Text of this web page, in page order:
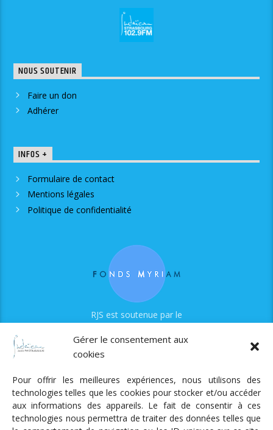
Gérer le consentement aux
cookies
Pour offrir les meilleures expériences, nous utilisons des
technologies telles que les cookies pour stocker et/ou accéder
aux informations des appareils. Le fait de consentir à ces
technologies nous permettra de traiter des données telles que
NOUS SOUTENIR
Faire un don
Adhérer
INFOS +
Formulaire de contact
Mentions légales
Politique de confidentialité
RJS est soutenue par le